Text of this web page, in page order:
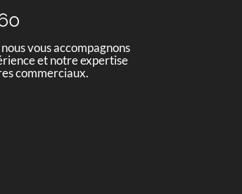
nous vous accompagnons
et notre expertise
commerciaux.